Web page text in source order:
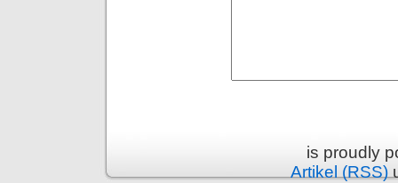
is proudly
Artikel (RSS)